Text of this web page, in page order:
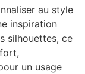
au style
inspiration
silhouettes, ce
un usage